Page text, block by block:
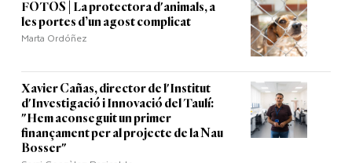
FOTOS | La protectora d'animals, a
les portes d’un agost complicat
Marta Ordóñez
Xavier Cañas, director de l'Institut
d'Investigació i Innovació del Taulí:
"Hem aconseguit un primer
finançament per al projecte de la Nau
Bosser"